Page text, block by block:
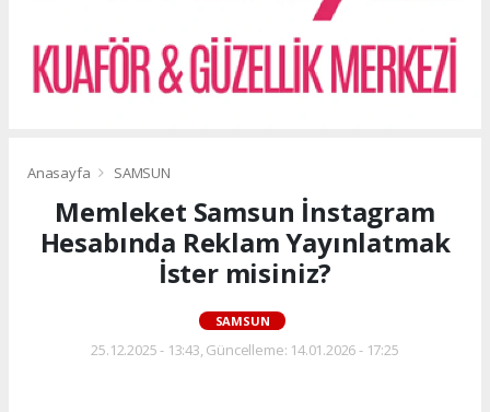
Anasayfa SAMSUN
Memleket Samsun İnstagram
Hesabında Reklam Yayınlatmak
İster misiniz?
SAMSUN
25.12.2025 - 13:43, Güncelleme: 14.01.2026 - 17:25